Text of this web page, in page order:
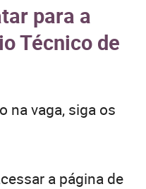
para a
Técnico de
na vaga, siga os
a página de